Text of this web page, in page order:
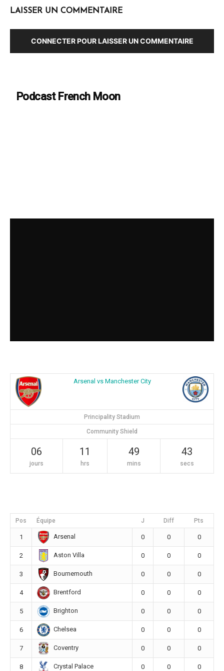
LAISSER UN COMMENTAIRE
CONNECTER POUR LAISSER UN COMMENTAIRE
Podcast French Moon
Arsenal vs Manchester City
Principality Stadium
Community Shield
06
jours
11
hrs
49
mins
42
secs
Pos Équipe J Diff Pts
1 Arsenal 0 0 0
2 Aston Villa 0 0 0
3 Bournemouth 0 0 0
4 Brentford 0 0 0
5 Brighton 0 0 0
6 Chelsea 0 0 0
7 Coventry 0 0 0
8 Crystal Palace 0 0 0